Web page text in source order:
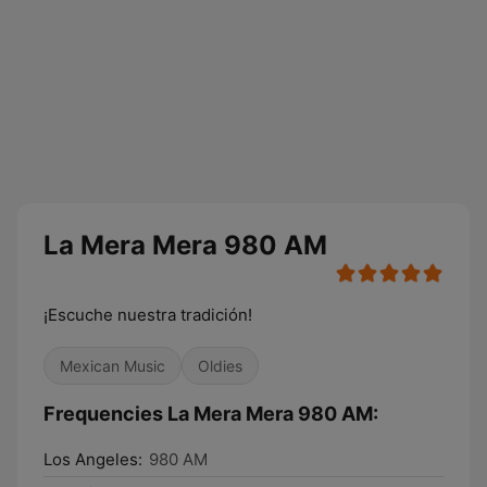
La Mera Mera 980 AM
¡Escuche nuestra tradición!
Mexican Music Oldies
Frequencies La Mera Mera 980 AM:
Los Angeles: 980 AM